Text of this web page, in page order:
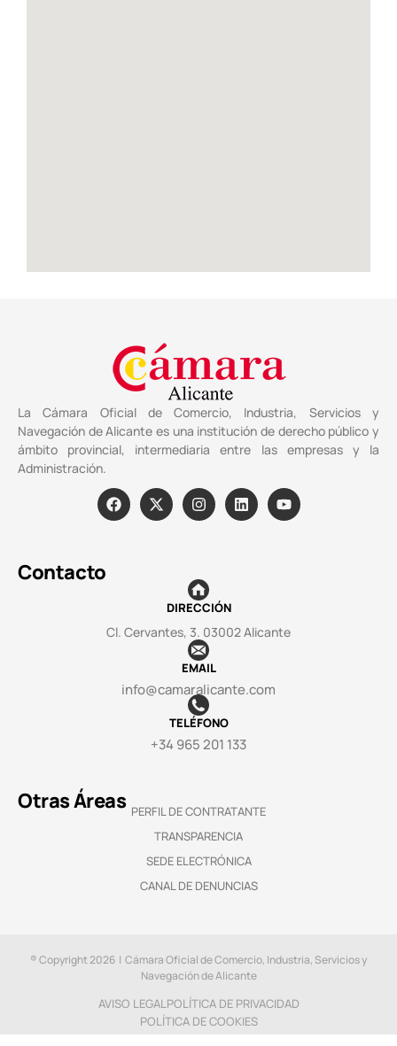
La Cámara Oficial de Comercio, Industria, Servicios y
Navegación de Alicante es una institución de derecho público y
ámbito provincial, intermediaria entre las empresas y la
Administración.
Contacto
DIRECCIÓN
Cl. Cervantes, 3. 03002 Alicante
EMAIL
info@camaralicante.com
TELÉFONO
+34 965 201 133
Otras Áreas PERFIL DE CONTRATANTE
TRANSPARENCIA
SEDE ELECTRÓNICA
CANAL DE DENUNCIAS
® Copyright 2026 | Cámara Oficial de Comercio, Industria, Servicios y
Navegación de Alicante
AVISO LEGALPOLÍTICA DE PRIVACIDAD
POLÍTICA DE COOKIES